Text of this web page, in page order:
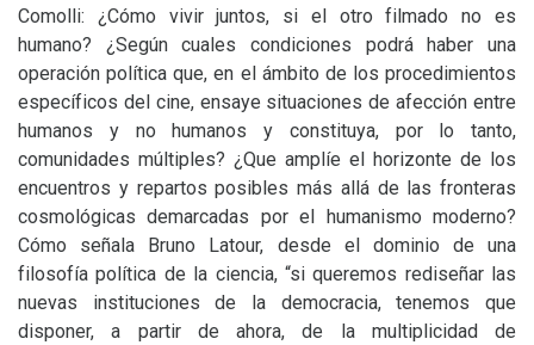
Comolli: ¿Cómo vivir juntos, si el otro filmado no es
humano? ¿Según cuales condiciones podrá haber una
operación política que, en el ámbito de los procedimientos
específicos del cine, ensaye situaciones de afección entre
humanos y no humanos y constituya, por lo tanto,
comunidades múltiples? ¿Que amplíe el horizonte de los
encuentros y repartos posibles más allá de las fronteras
cosmológicas demarcadas por el humanismo moderno?
Cómo señala Bruno Latour, desde el dominio de una
filosofía política de la ciencia, “si queremos rediseñar las
nuevas instituciones de la democracia, tenemos que
disponer, a partir de ahora, de la multiplicidad de